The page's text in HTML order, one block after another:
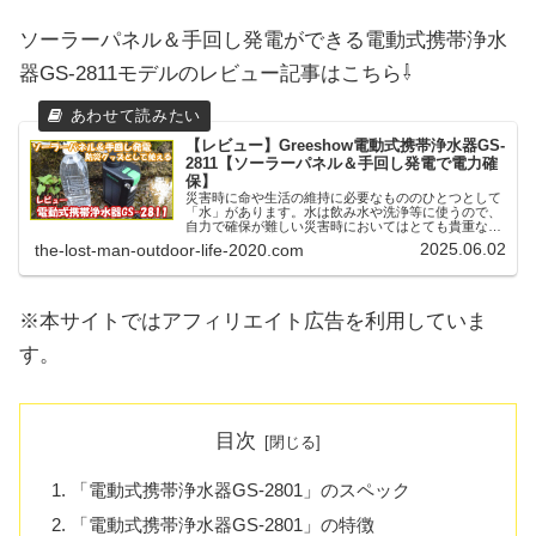
ソーラーパネル＆手回し発電ができる電動式携帯浄水
器GS-2811モデルのレビュー記事はこちら⇩
【レビュー】Greeshow電動式携帯浄水器GS-
2811【ソーラーパネル＆手回し発電で電力確
保】
災害時に命や生活の維持に必要なもののひとつとして
「水」があります。水は飲み水や洗浄等に使うので、
自力で確保が難しい災害時においてはとても貴重な存
在です。自力で水を確保するには浄水器を使う方法が
あり、昨今様々な種類がメーカーから発売されてい
the-lost-man-outdoor-life-2020.com 2025.06.02
※本サイトではアフィリエイト広告を利用していま
す。
目次
「電動式携帯浄水器GS-2801」のスペック
「電動式携帯浄水器GS-2801」の特徴